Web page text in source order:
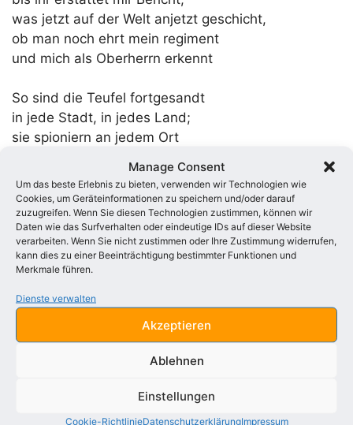
Manage Consent
Um das beste Erlebnis zu bieten, verwenden wir Technologien wie
Cookies, um Geräteinformationen zu speichern und/oder darauf
zuzugreifen. Wenn Sie diesen Technologien zustimmen, können wir
Daten wie das Surfverhalten oder eindeutige IDs auf dieser Website
verarbeiten. Wenn Sie nicht zustimmen oder Ihre Zustimmung widerrufen,
kann dies zu einer Beeinträchtigung bestimmter Funktionen und
Merkmale führen.
Dienste verwalten
Akzeptieren
Ablehnen
Einstellungen
Cookie-RichtlinieDatenschutzerklärungImpressum
was jetzt auf der Welt anjetzt geschicht,
ob man noch ehrt mein regiment
und mich als Oberherrn erkennt
So sind die Teufel fortgesandt
in jede Stadt, in jedes Land;
sie spioniern an jedem Ort
Wenn einer schlecht vom Teufel spricht,
so machen sie sofort Bericht
Die Teufelskerl´ berichten nun
dem Teufel, was die Menschen tun,
wie´ s um sein Reich auf Erden steht,
wie´ s seinen Stellvertretern geht,
ob jeder gute deutsche Christ
dem Teufel untertänig ist
Die Teufel sehen aus wie wir:
Gar mancher ist ein Offiziant